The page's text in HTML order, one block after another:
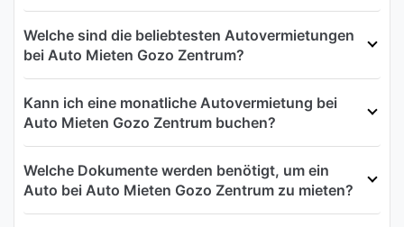
Welche sind die beliebtesten Autovermietungen
bei Auto Mieten Gozo Zentrum?
Kann ich eine monatliche Autovermietung bei
Auto Mieten Gozo Zentrum buchen?
Welche Dokumente werden benötigt, um ein
Auto bei Auto Mieten Gozo Zentrum zu mieten?